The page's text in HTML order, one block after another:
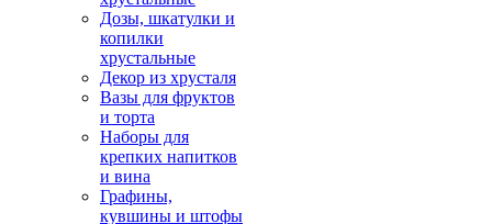
Дозы, шкатулки и
копилки
хрустальные
Декор из хрусталя
Вазы для фруктов
и торта
Наборы для
крепких напитков
и вина
Графины,
кувшины и штофы